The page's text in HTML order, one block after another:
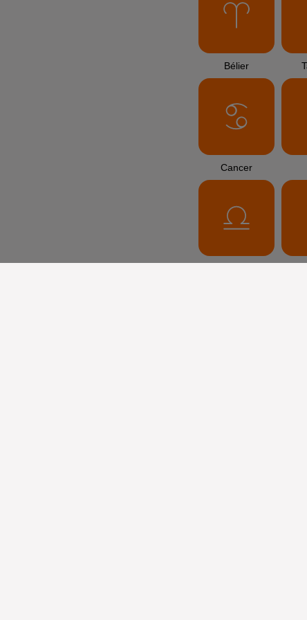
Bélier
Cancer